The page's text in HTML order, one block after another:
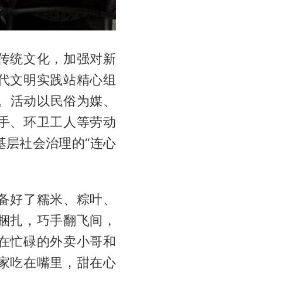
统文化，加强对新
文明实践站精心组
活动以民俗为媒、
、环卫工人等劳动
社会治理的“连心
了糯米、粽叶、
扎，巧手翻飞间，
忙碌的外卖小哥和
吃在嘴里，甜在心